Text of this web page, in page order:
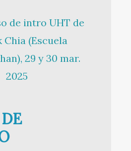
de intro UHT de
Chia (Escuela
29 y 30 mar.
2025